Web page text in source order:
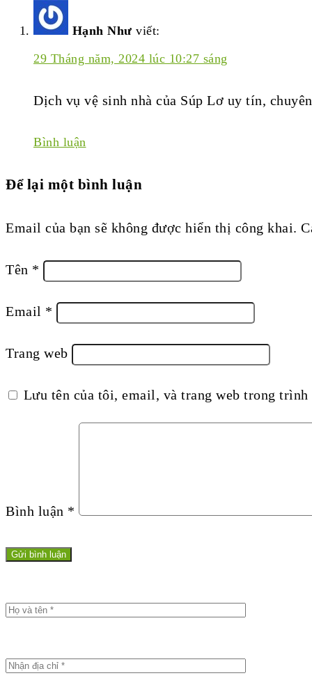
Hạnh Như viết:
29 Tháng năm, 2024 lúc 10:27 sáng
Dịch vụ vệ sinh nhà của Súp Lơ uy tín,
Bình luận
Để lại một bình luận
Email của bạn sẽ không được hiển thị công khai.
Tên *
Email *
Trang web
Lưu tên của tôi, email, và trang web trong
Bình luận *